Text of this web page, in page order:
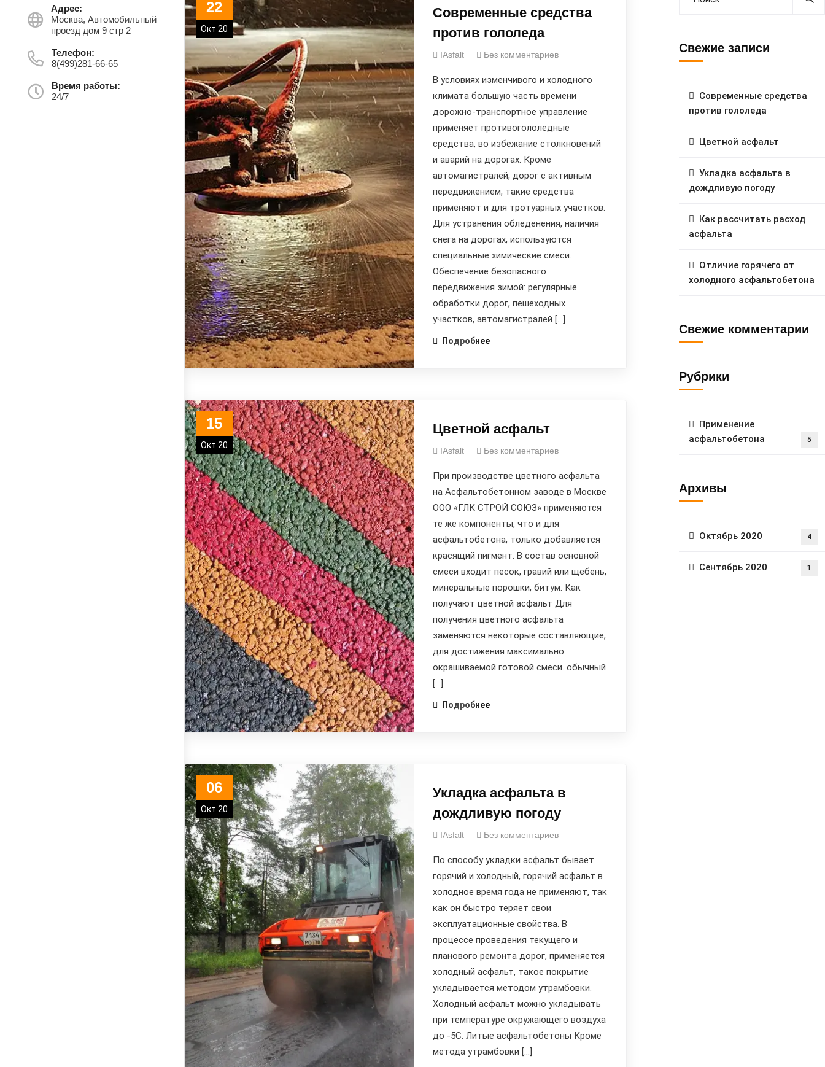
Адрес:
Москва, Автомобильный
проезд дом 9 стр 2
Телефон:
8(499)281-66-65
Время работы:
24/7
22
Окт 20
Современные средства
против гололеда
IAsfalt Без комментариев
В условиях изменчивого и холодного
климата большую часть времени
дорожно-транспортное управление
применяет противогололедные
средства, во избежание столкновений
и аварий на дорогах. Кроме
автомагистралей, дорог с активным
передвижением, такие средства
применяют и для тротуарных участков.
Для устранения обледенения, наличия
снега на дорогах, используются
специальные химические смеси.
Обеспечение безопасного
передвижения зимой: регулярные
обработки дорог, пешеходных
участков, автомагистралей […]
Подробнее
15
Окт 20
Цветной асфальт
IAsfalt Без комментариев
При производстве цветного асфальта
на Асфальтобетонном заводе в Москве
ООО «ГЛК СТРОЙ СОЮЗ» применяются
те же компоненты, что и для
асфальтобетона, только добавляется
красящий пигмент. В состав основной
смеси входит песок, гравий или щебень,
минеральные порошки, битум. Как
получают цветной асфальт Для
получения цветного асфальта
заменяются некоторые составляющие,
для достижения максимально
окрашиваемой готовой смеси. обычный
[…]
Подробнее
06
Окт 20
Укладка асфальта в
дождливую погоду
IAsfalt Без комментариев
По способу укладки асфальт бывает
горячий и холодный, горячий асфальт в
холодное время года не применяют, так
как он быстро теряет свои
эксплуатационные свойства. В
процессе проведения текущего и
планового ремонта дорог, применяется
холодный асфальт, такое покрытие
укладывается методом утрамбовки.
Холодный асфальт можно укладывать
при температуре окружающего воздуха
до -5С. Литые асфальтобетоны Кроме
метода утрамбовки […]
Свежие записи
Современные средства
против гололеда
Цветной асфальт
Укладка асфальта в
дождливую погоду
Как рассчитать расход
асфальта
Отличие горячего от
холодного асфальтобетона
Свежие комментарии
Рубрики
Применение
асфальтобетона
5
Архивы
Октябрь 2020 4
Сентябрь 2020 1